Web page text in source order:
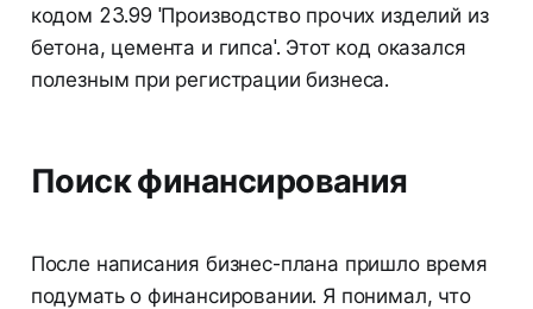
кодом 23.99 'Производство прочих изделий из
бетона, цемента и гипса'. Этот код оказался
полезным при регистрации бизнеса.
Поиск финансирования
После написания бизнес-плана пришло время
подумать о финансировании. Я понимал, что